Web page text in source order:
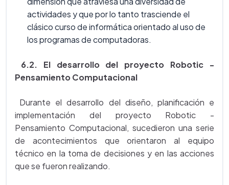
actividades y que por lo tanto trasciende el
clásico curso de informática orientado al uso de
los programas de computadoras.
6.2. El desarrollo del proyecto Robotic -
Pensamiento Computacional
Durante el desarrollo del diseño, planificación e
implementación del proyecto Robotic -
Pensamiento Computacional, sucedieron una serie
de acontecimientos que orientaron al equipo
técnico en la toma de decisiones y en las acciones
que se fueron realizando.